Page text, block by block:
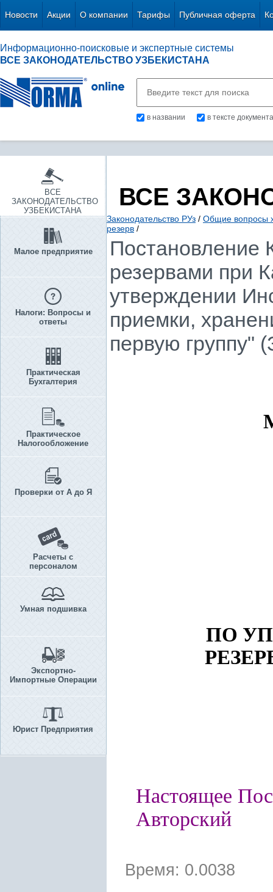
Новости Акции О компании Тарифы Публичная оферта
Информационно-поисковые и экспертные системы
ВСЕ ЗАКОНОДАТЕЛЬСТВО УЗБЕКИСТАНА
в названии в тексте документа
ВСЕ
ЗАКОНОДАТЕЛЬСТВО
УЗБЕКИСТАНА
Малое предприятие
Налоги: Вопросы и
ответы
Практическая
Бухгалтерия
Практическое
Налогообложение
Проверки от А до Я
Расчеты с
персоналом
Умная подшивка
Экспортно-
Импортные Операции
Юрист Предприятия
ВСЕ
Законодательство РУз / Общие вопросы
резерв /
Постановление
резервами при
утверждении
приемки,
первую группу"
ПО
Настоящее
Авторский
Время: 0.0038